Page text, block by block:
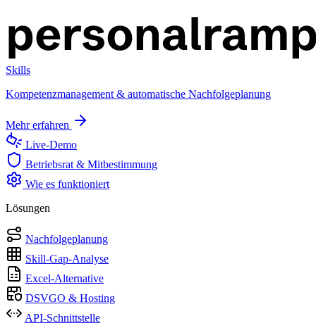
Skills
Kompetenzmanagement & automatische Nachfolgeplanung
Mehr erfahren
Live-Demo
Betriebsrat & Mitbestimmung
Wie es funktioniert
Lösungen
Nachfolgeplanung
Skill-Gap-Analyse
Excel-Alternative
DSVGO & Hosting
API-Schnittstelle